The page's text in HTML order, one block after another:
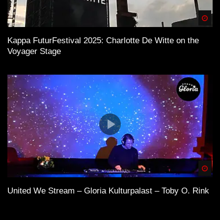
Kappa FuturFestival 2025: Charlotte De Witte on the
Voyager Stage
United We Stream – Gloria Kulturpalast – Toby O. Rink